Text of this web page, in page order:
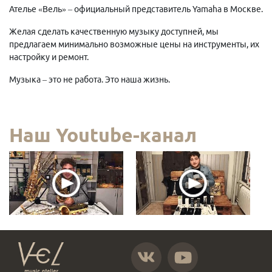
Ателье «Вель» – официальный представитель Yamaha в Москве.
Желая сделать качественную музыку доступней, мы
предлагаем минимально возможные цены на инструменты, их
настройку и ремонт.
Музыка – это не работа. Это наша жизнь.
Наш Youtube-канал